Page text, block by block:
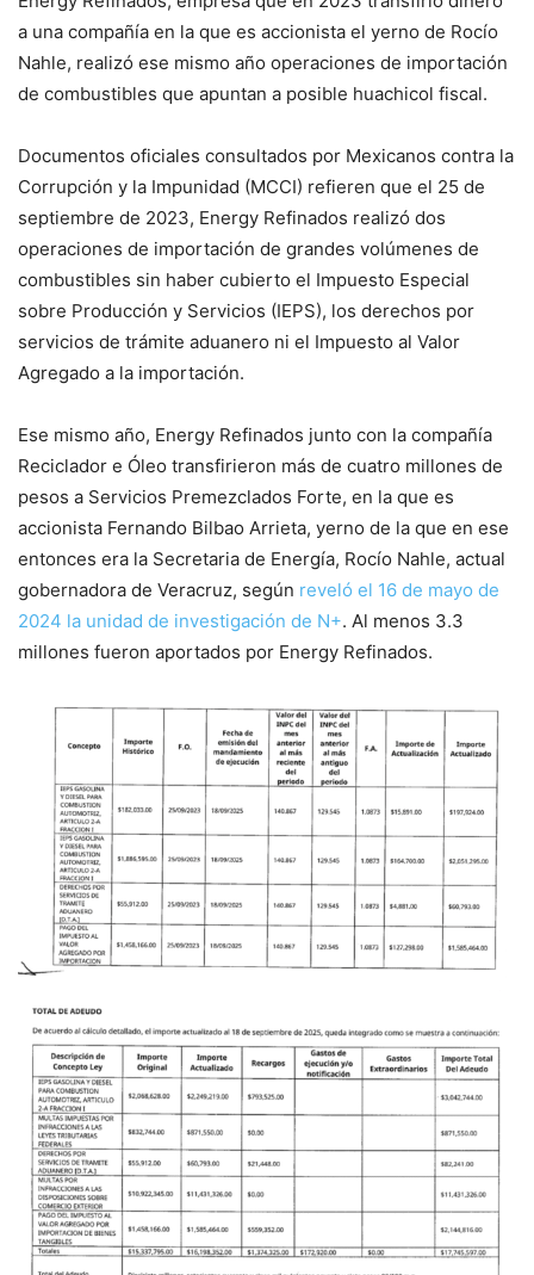
a una compañía en la que es accionista el yerno de Rocío
Nahle, realizó ese mismo año operaciones de importación
de combustibles que apuntan a posible huachicol fiscal.
Documentos oficiales consultados por Mexicanos contra la
Corrupción y la Impunidad (MCCI) refieren que el 25 de
septiembre de 2023, Energy Refinados realizó dos
operaciones de importación de grandes volúmenes de
combustibles sin haber cubierto el Impuesto Especial
sobre Producción y Servicios (IEPS), los derechos por
servicios de trámite aduanero ni el Impuesto al Valor
Agregado a la importación.
Ese mismo año, Energy Refinados junto con la compañía
Reciclador e Óleo transfirieron más de cuatro millones de
pesos a Servicios Premezclados Forte, en la que es
accionista Fernando Bilbao Arrieta, yerno de la que en ese
entonces era la Secretaria de Energía, Rocío Nahle, actual
gobernadora de Veracruz, según reveló el 16 de mayo de
2024 la unidad de investigación de N+. Al menos 3.3
millones fueron aportados por Energy Refinados.